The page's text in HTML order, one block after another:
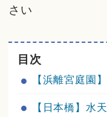
さい
目次
【浜離宮庭園
【日本橋】水